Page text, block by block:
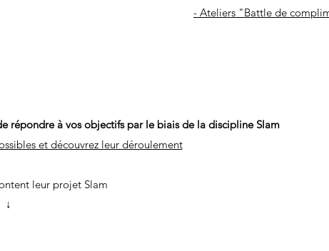
- Ateliers "Battle de
répondre à vos objectifs par le biais de la discipline Slam
et découvrez leur déroulement
leur projet Slam
↓